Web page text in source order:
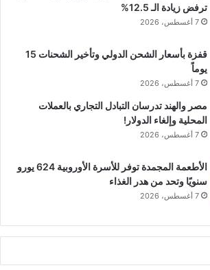
ترفض زيادة الـ 12.5%
7 أغسطس، 2026
قفزة بأسعار الشحن الدولي وتأخير الشحنات 15
يوماً
7 أغسطس، 2026
مصر والهند تدرسان التبادل التجاري بالعملات
المحلية وإلغاء الدولار!
7 أغسطس، 2026
الأطعمة المجمدة توفر للأسرة الأوروبية 624 يورو
سنويًا وتحد من هدر الغذاء
7 أغسطس، 2026